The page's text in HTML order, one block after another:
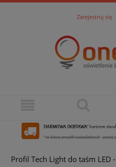
Zarejestruj się
Profil Tech Light do taśm